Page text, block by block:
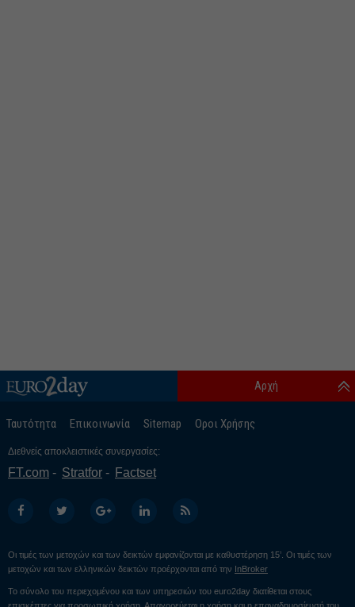
Ταυτότητα Επικοινωνία Sitemap Οροι Χρήσης
Αρχή
Διεθνείς αποκλειστικές συνεργασίες:
FT.com Stratfor Factset
Οι τιμές των μετοχών και των δεικτών εμφανίζονται με καθυστέρηση 15’. Οι τιμές των
μετοχών και των ελληνικών δεικτών προέρχονται από την InBroker
Το σύνολο του περιεχομένου και των υπηρεσιών του euro2day διατίθεται στους